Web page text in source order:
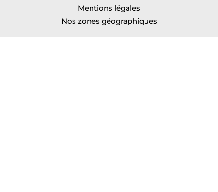
Mentions légales
Nos zones géographiques